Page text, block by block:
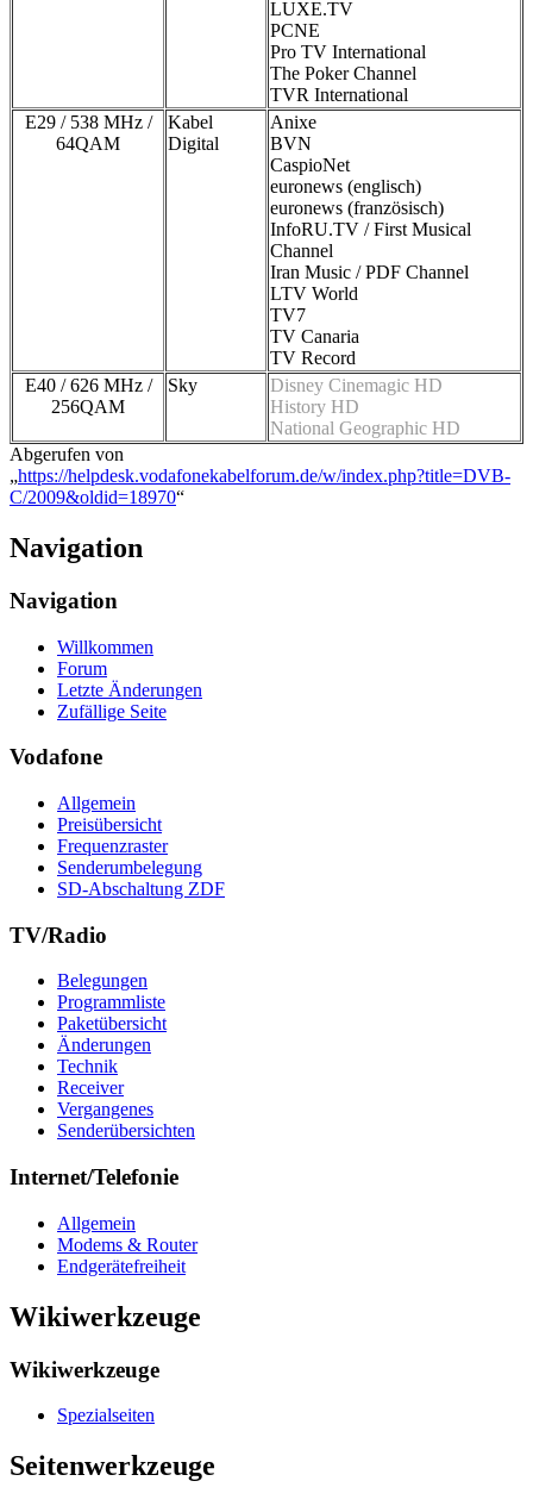
LUXE.TV
PCNE
Pro TV International
The Poker Channel
TVR International
E29 / 538 MHz /
64QAM
Kabel
Digital
Anixe
BVN
CaspioNet
euronews (englisch)
euronews (französisch)
InfoRU.TV / First Musical
Channel
Iran Music / PDF Channel
LTV World
TV7
TV Canaria
TV Record
E40 / 626 MHz /
256QAM
Sky
Disney Cinemagic HD
History HD
National Geographic HD
Abgerufen von
„https://helpdesk.vodafonekabelforum.de/w/index.php?title=DVB-
C/2009&oldid=18970“
Navigation
Navigation
Willkommen
Forum
Letzte Änderungen
Zufällige Seite
Vodafone
Allgemein
Preisübersicht
Frequenzraster
Senderumbelegung
SD-Abschaltung ZDF
TV/Radio
Belegungen
Programmliste
Paketübersicht
Änderungen
Technik
Receiver
Vergangenes
Senderübersichten
Internet/Telefonie
Allgemein
Modems & Router
Endgerätefreiheit
Wikiwerkzeuge
Wikiwerkzeuge
Spezialseiten
Seitenwerkzeuge